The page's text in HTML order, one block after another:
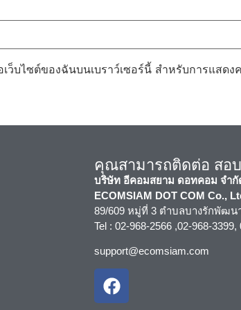
ว็บไซต์ของฉันบนเบราว์เซอร์นี้ สำหรับการแสดง
คุณสามารถติดต่อ สอ
บริษัท อีคอมสยาม ดอทคอม จำ
ECOMSIAM DOT COM Co.,
89/609 หมู่ที่ 3 ตำบลบางรักพัฒน
Tel : 02-968-2566 ,02-968-
support@ecomsiam.com